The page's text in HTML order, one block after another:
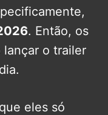
. Então, os
lançar o trailer
eles só